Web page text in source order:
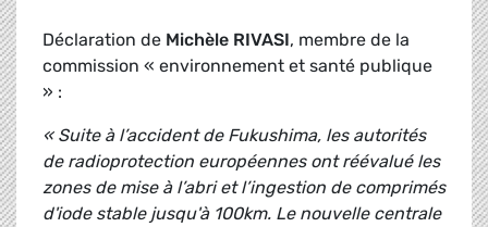
Déclaration de Michèle RIVASI, membre de la
commission « environnement et santé publique
» :
« Suite à l’accident de Fukushima, les autorités
de radioprotection européennes ont réévalué les
zones de mise à l’abri et l’ingestion de comprimés
d'iode stable jusqu'à 100km. Le nouvelle centrale